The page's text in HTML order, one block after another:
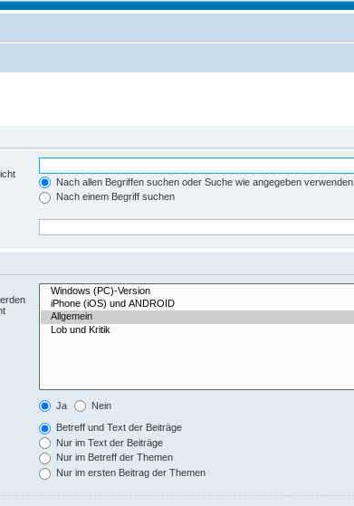
Nach allen Begriffen suchen oder Suche wie angegeben verwenden
Nach einem Begriff suchen
Ja Nein
Betreff und Text der Beiträge
Nur im Text der Beiträge
Nur im Betreff der Themen
Nur im ersten Beitrag der Themen